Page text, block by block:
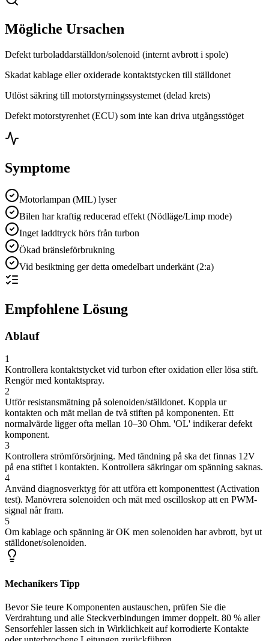
Mögliche Ursachen
Defekt turboladdarställdon/solenoid (internt avbrott i spole)
Skadat kablage eller oxiderade kontaktstycken till ställdonet
Utlöst säkring till motorstyrningssystemet (delad krets)
Defekt motorstyrenhet (ECU) som inte kan driva utgångsstöget
Symptome
Motorlampan (MIL) lyser
Bilen har kraftig reducerad effekt (Nödläge/Limp mode)
Inget laddtryck hörs från turbon
Ökad bränsleförbrukning
Vid besiktning ger detta omedelbart underkänt (2:a)
Empfohlene Lösung
Ablauf
1
Kontrollera kontaktstycket vid turbon efter oxidation eller lösa stift.
Rengör med kontaktspray.
2
Utför resistansmätning på solenoiden/ställdonet. Koppla ur
kontakten och mät mellan de två stiften på komponenten. Ett
normalvärde ligger ofta mellan 10–30 Ohm. 'OL' indikerar defekt
komponent.
3
Kontrollera strömförsörjning. Med tändning på ska det finnas 12V
på ena stiftet i kontakten. Kontrollera säkringar om spänning saknas.
4
Använd diagnosverktyg för att utföra ett komponenttest (Activation
test). Manövrera solenoiden och mät med oscilloskop att en PWM-
signal når fram.
5
Om kablage och spänning är OK men solenoiden har avbrott, byt ut
ställdonet/solenoiden.
Mechanikers Tipp
Bevor Sie teure Komponenten austauschen, prüfen Sie die
Verdrahtung und alle Steckverbindungen immer doppelt. 80 % aller
Sensorfehler lassen sich in Wirklichkeit auf korrodierte Kontakte